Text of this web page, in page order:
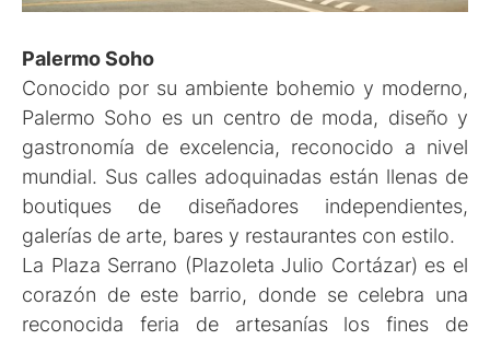
Palermo Soho
Conocido por su ambiente bohemio y moderno,
Palermo Soho es un centro de moda, diseño y
gastronomía de excelencia, reconocido a nivel
mundial. Sus calles adoquinadas están llenas de
boutiques de diseñadores independientes,
galerías de arte, bares y restaurantes con estilo.
La Plaza Serrano (Plazoleta Julio Cortázar) es el
corazón de este barrio, donde se celebra una
reconocida feria de artesanías los fines de